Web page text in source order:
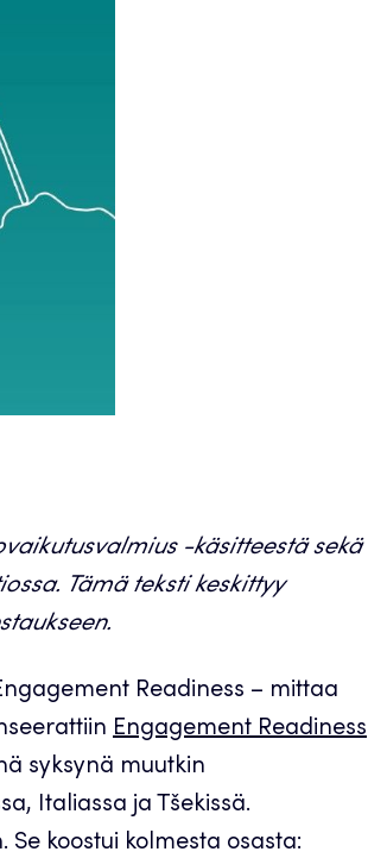
-käsitteestä sekä
Tämä teksti keskittyy
Readiness – mittaa
Engagement Readiness
syksynä muutkin
Italiassa ja Tšekissä.
koostui kolmesta osasta: